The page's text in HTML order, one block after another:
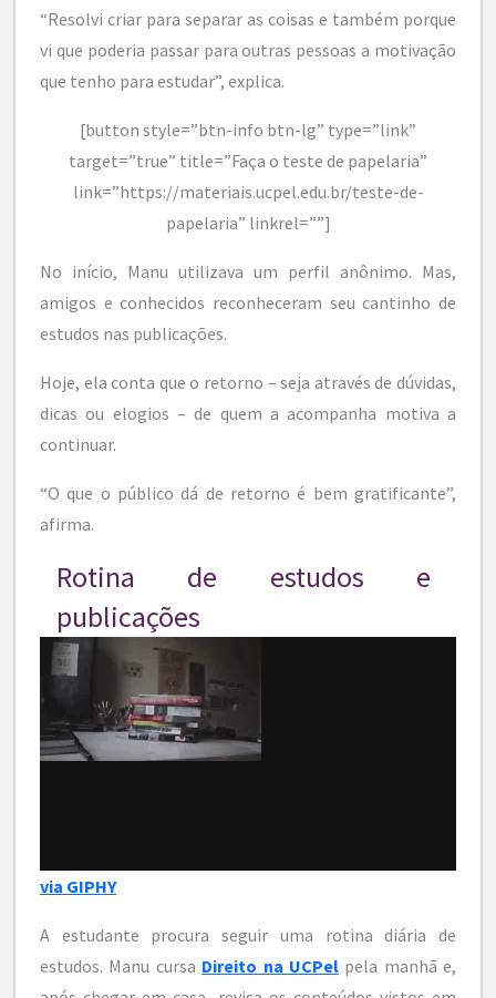
“Resolvi criar para separar as coisas e também porque
vi que poderia passar para outras pessoas a motivação
que tenho para estudar”, explica.
[button style=”btn-info btn-lg” type=”link”
target=”true” title=”Faça o teste de papelaria”
link=”https://materiais.ucpel.edu.br/teste-de-
papelaria” linkrel=””]
No início, Manu utilizava um perfil anônimo. Mas,
amigos e conhecidos reconheceram seu cantinho de
estudos nas publicações.
Hoje, ela conta que o retorno – seja através de dúvidas,
dicas ou elogios – de quem a acompanha motiva a
continuar.
“O que o público dá de retorno é bem gratificante”,
afirma.
Rotina de estudos e
publicações
via GIPHY
A estudante procura seguir uma rotina diária de
estudos. Manu cursa Direito na UCPelpela manhã e,